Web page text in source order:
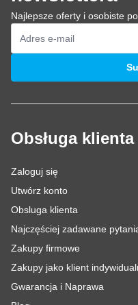
Najlepsze oferty i osobiste
Adres e-mail
Obsługa klienta
Zaloguj się
Utwórz konto
Obsluga klienta
Najczęściej zadawane
Zakupy firmowe
Zakupy jako klient
Gwarancja i Naprawa